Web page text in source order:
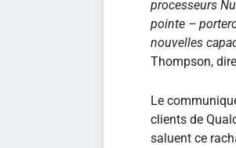
processeurs
pointe –
nouvelles
Thompson,
Le
clients de
saluent ce